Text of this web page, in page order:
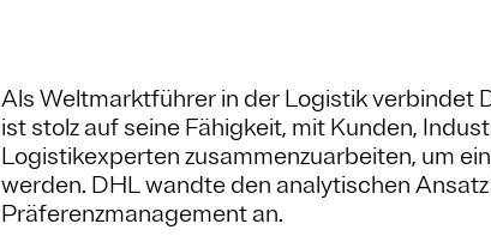
Als Weltmarktführer in der Logistik verbindet
ist stolz auf seine Fähigkeit, mit Kunden,
Logistikexperten zusammenzuarbeiten, um
werden. DHL wandte den analytischen
Präferenzmanagement an.